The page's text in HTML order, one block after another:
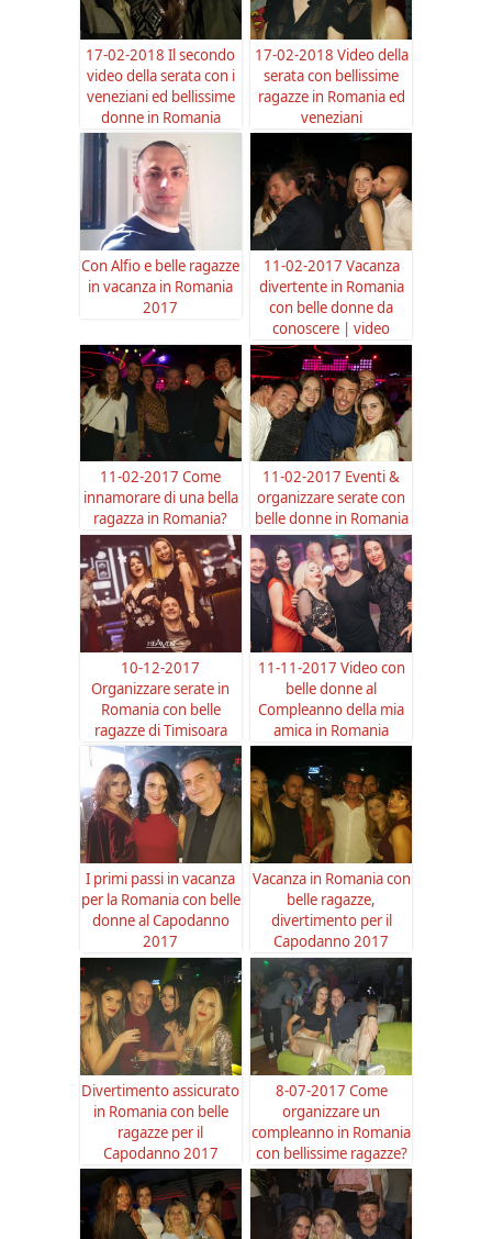
17-02-2018 Il secondo
video della serata con i
veneziani ed bellissime
donne in Romania
17-02-2018 Video della
serata con bellissime
ragazze in Romania ed
veneziani
Con Alfio e belle ragazze
in vacanza in Romania
2017
11-02-2017 Vacanza
divertente in Romania
con belle donne da
conoscere | video
11-02-2017 Come
innamorare di una bella
ragazza in Romania?
11-02-2017 Eventi &
organizzare serate con
belle donne in Romania
10-12-2017
Organizzare serate in
Romania con belle
ragazze di Timisoara
11-11-2017 Video con
belle donne al
Compleanno della mia
amica in Romania
I primi passi in vacanza
per la Romania con belle
donne al Capodanno
2017
Vacanza in Romania con
belle ragazze,
divertimento per il
Capodanno 2017
Divertimento assicurato
in Romania con belle
ragazze per il
Capodanno 2017
8-07-2017 Come
organizzare un
compleanno in Romania
con bellissime ragazze?